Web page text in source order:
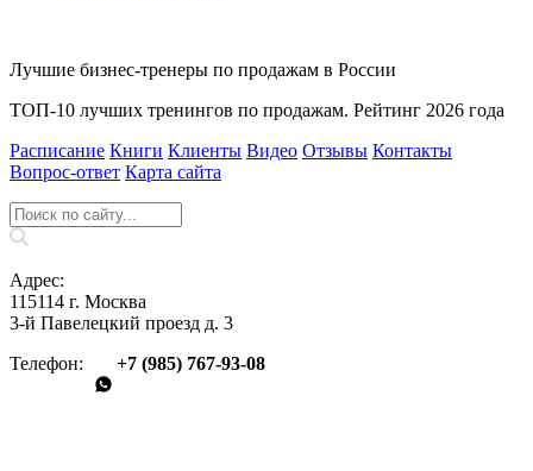
Лучшие бизнес-тренеры по продажам в России
ТОП-10 лучших тренингов по продажам. Рейтинг 2026 года
Расписание Книги Клиенты Видео Отзывы Контакты
Вопрос‑ответ Карта сайта
Адрес:
115114 г. Москва
3-й Павелецкий проезд д. 3
Телефон: +7 (985) 767‑93‑08